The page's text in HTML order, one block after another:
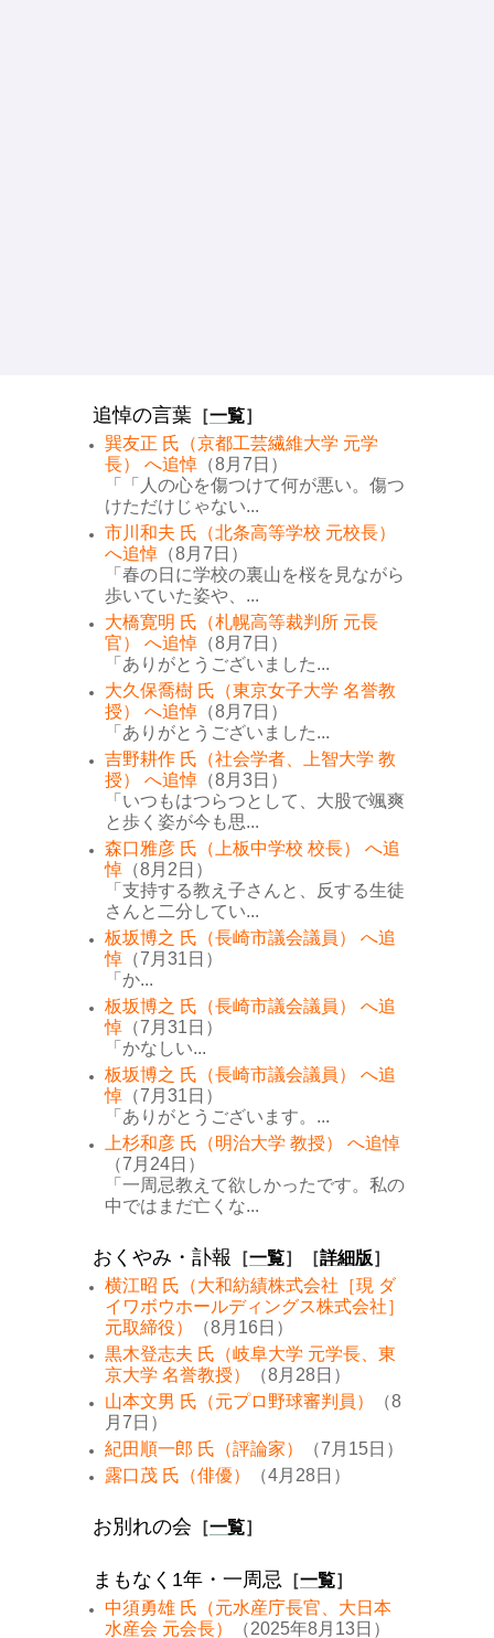
追悼の言葉 ［一覧］
巽友正 氏（京都工芸繊維大学 元学
長） へ追悼 （8月7日）
「「人の心を傷つけて何が悪い。傷つ
けただけじゃない...
市川和夫 氏（北条高等学校 元校長）
へ追悼 （8月7日）
「春の日に学校の裏山を桜を見ながら
歩いていた姿や、...
大橋寛明 氏（札幌高等裁判所 元長
官） へ追悼 （8月7日）
「ありがとうございました...
大久保喬樹 氏（東京女子大学 名誉教
授） へ追悼 （8月7日）
「ありがとうございました...
吉野耕作 氏（社会学者、上智大学 教
授） へ追悼 （8月3日）
「いつもはつらつとして、大股で颯爽
と歩く姿が今も思...
森口雅彦 氏（上板中学校 校長） へ追
悼 （8月2日）
「支持する教え子さんと、反する生徒
さんと二分してい...
板坂博之 氏（長崎市議会議員） へ追
悼 （7月31日）
「か...
板坂博之 氏（長崎市議会議員） へ追
悼 （7月31日）
「かなしい...
板坂博之 氏（長崎市議会議員） へ追
悼 （7月31日）
「ありがとうございます。...
上杉和彦 氏（明治大学 教授） へ追悼
（7月24日）
「一周忌教えて欲しかったです。私の
中ではまだ亡くな...
おくやみ・訃報 ［一覧］［詳細版］
横江昭 氏（大和紡績株式会社［現 ダ
イワボウホールディングス株式会社］
元取締役）
（8月16日）
黒木登志夫 氏（岐阜大学 元学長、東
京大学 名誉教授）
（8月28日）
山本文男 氏（元プロ野球審判員）
（8
月7日）
紀田順一郎 氏（評論家）
（7月15日）
露口茂 氏（俳優）
（4月28日）
お別れの会 ［一覧］
まもなく1年・一周忌 ［一覧］
中須勇雄 氏（元水産庁長官、大日本
水産会 元会長）
（2025年8月13日）